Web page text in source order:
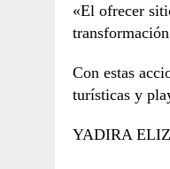
«El ofrecer
Con estas
turísticas y
YADIRA